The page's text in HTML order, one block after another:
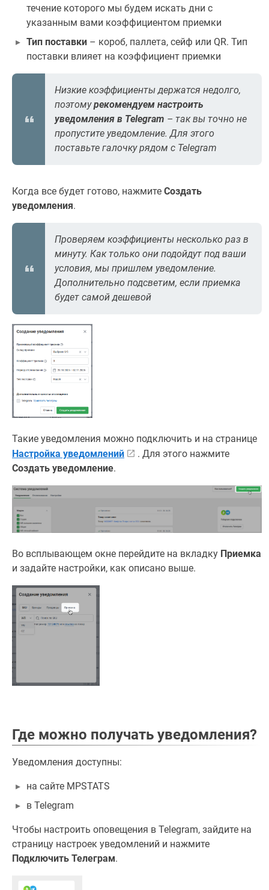
течение которого мы будем искать дни с
указанным вами коэффициентом приемки
Тип поставки – короб, паллета, сейф или QR. Тип
поставки влияет на коэффициент приемки
Низкие коэффициенты держатся недолго,
поэтомурекомендуем настроить
уведомления в Telegram – так вы точно не
пропустите уведомление. Для этого
поставьте галочку рядом с Telegram
Когда все будет готово, нажмите Создать
уведомления.
Проверяем коэффициенты несколько раз в
минуту. Как только они подойдут под ваши
условия, мы пришлем уведомление.
Дополнительно подсветим, если приемка
будет самой дешевой
Такие уведомления можно подключить и на странице
Настройка уведомлений
. Для этого нажмите
Создать уведомление.
Во всплывающем окне перейдите на вкладку Приемка
и задайте настройки, как описано выше.
Где можно получать уведомления?
Уведомления доступны:
на сайте MPSTATS
в Telegram
Чтобы настроить оповещения в Telegram, зайдите на
страницу настроек уведомлений и нажмите
Подключить Телеграм.